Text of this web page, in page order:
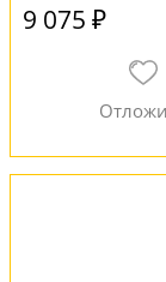
9 075 ₽